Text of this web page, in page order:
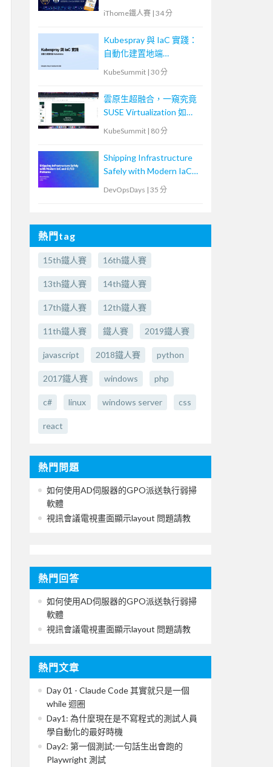
經驗分享
iThome鐵人賽 | 34 分
Kubespray 與 IaC 實踐：
自動化建置地端
KubeSummit | 30 分
雲原生超融合，一窺究竟
SUSE Virtualization 如何
解決傳統應用與現代化雲
KubeSummit | 80 分
Shipping Infrastructure
Safely with Modern IaC
and CI/CD Patterns
DevOpsDays | 35 分
熱門tag
15th鐵人賽 16th鐵人賽
13th鐵人賽 14th鐵人賽
17th鐵人賽 12th鐵人賽
11th鐵人賽 鐵人賽 2019鐵人賽
javascript 2018鐵人賽 python
2017鐵人賽 windows php
c# linux windows server css
react
熱門問題
如何使用AD伺服器的GPO派送執行弱掃
軟體
視訊會議電視畫面顯示layout 問題請教
熱門回答
如何使用AD伺服器的GPO派送執行弱掃
軟體
視訊會議電視畫面顯示layout 問題請教
熱門文章
Day 01 - Claude Code 其實就只是一個
while 迴圈
Day1: 為什麼現在是不寫程式的測試人員
學自動化的最好時機
Day2: 第一個測試:一句話生出會跑的
Playwright 測試